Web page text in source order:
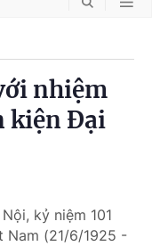
nhiệm
kiện Đại
kỷ niệm 101
Nam (21/6/1925 -